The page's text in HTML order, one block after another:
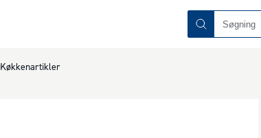
Køkkenartikler